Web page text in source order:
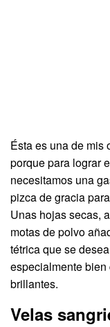
Ésta es una de mis
porque para lograr
necesitamos una
pizca de gracia
Unas hojas secas,
motas de polvo
tétrica que se
especialmente
brillantes.
Velas